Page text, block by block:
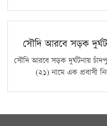
সৌদি আরবে সড়ক
সৌদি আরবে সড়ক দুর্ঘটনায়
(২১) নামে এক প্রবাসী